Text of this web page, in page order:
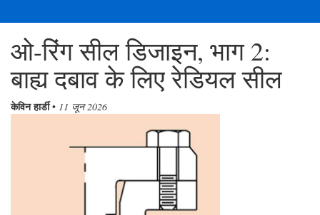
ओ-रिंग सील डिजाइन, भाग 2:
बाह्य दबाव के लिए रेडियल सील
केविन हार्डी• 11 जून 2026